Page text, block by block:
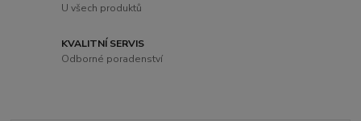
U všech produktů
KVALITNÍ SERVIS
Odborné poradenství